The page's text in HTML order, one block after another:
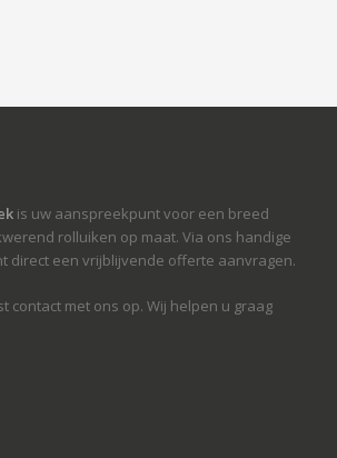
is uw aanspreekpunt voor een breed
rolluiken op maat. Via ons handige
direct een vrijblijvende offerte aanvragen.
contact met ons op. Wij helpen u graag